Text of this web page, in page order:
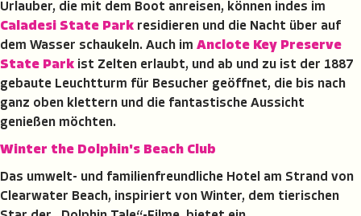
Urlauber, die mit dem Boot anreisen, können indes im
Caladesi State Park residieren und die Nacht über auf
dem Wasser schaukeln. Auch im Anclote Key Preserve
State Park ist Zelten erlaubt, und ab und zu ist der 1887
gebaute Leuchtturm für Besucher geöffnet, die bis nach
ganz oben klettern und die fantastische Aussicht
genießen möchten.
Winter the Dolphin's Beach Club
Das umwelt- und familienfreundliche Hotel am Strand von
Clearwater Beach, inspiriert von Winter, dem tierischen